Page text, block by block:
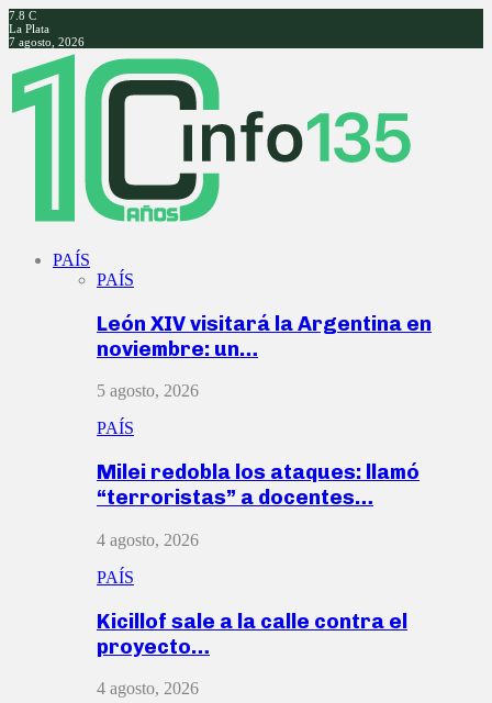
7.8 C
La Plata
7 agosto, 2026
Facebook
Twitter
Instagram
Youtube
PAÍS
PAÍS
León XIV visitará la Argentina en
noviembre: un…
5 agosto, 2026
PAÍS
Milei redobla los ataques: llamó
“terroristas” a docentes…
4 agosto, 2026
PAÍS
Kicillof sale a la calle contra el
proyecto…
4 agosto, 2026